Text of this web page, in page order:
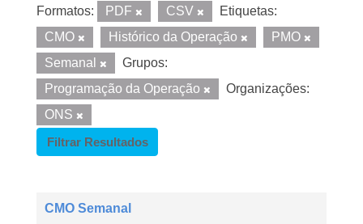
Formatos: PDF CSV
Etiquetas:
CMO
Histórico da Operação
PMO
Semanal
Grupos:
Programação da Operação
Organizações:
ONS
Filtrar Resultados
CMO Semanal